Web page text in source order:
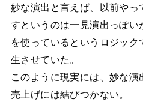
妙な演出と言えば、以前や
すというのは一見演出っぽい
を使っているというロジッ
生させていた。
このように現実には、妙な
売上げには結びつかない。